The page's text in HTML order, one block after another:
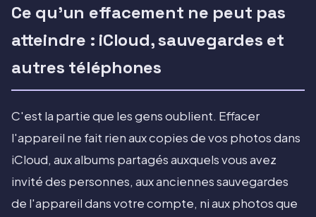
Ce qu'un effacement ne peut pas
atteindre : iCloud, sauvegardes et
autres téléphones
C'est la partie que les gens oublient. Effacer
l'appareil ne fait rien aux copies de vos photos dans
iCloud, aux albums partagés auxquels vous avez
invité des personnes, aux anciennes sauvegardes
de l'appareil dans votre compte, ni aux photos que